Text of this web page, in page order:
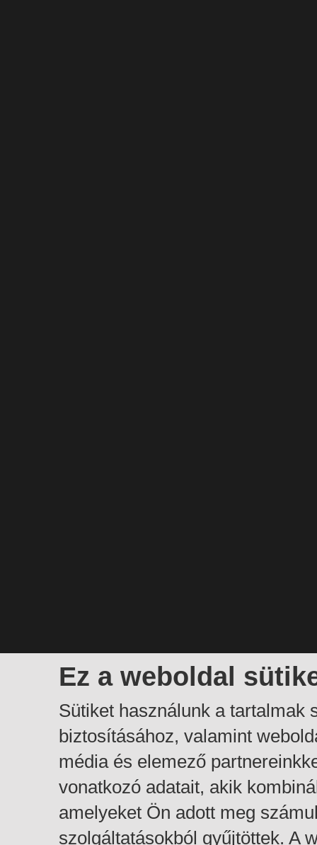
Ez a weboldal
Sütiket használunk a tartalmak
biztosításához, valamint
média és elemező
vonatkozó adatait, akik
amelyeket Ön adott meg
szolgáltatásokból gyűjtöttek. A